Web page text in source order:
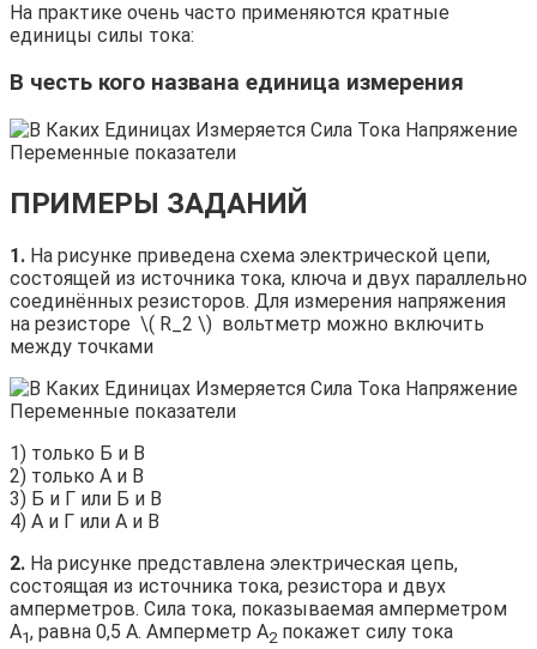
На практике очень часто применяются кратные
единицы силы тока:
В честь кого названа единица измерения
ПРИМЕРЫ ЗАДАНИЙ
1. На рисунке приведена схема электрической цепи,
состоящей из источника тока, ключа и двух параллельно
соединённых резисторов. Для измерения напряжения
на резисторе ​ \( R_2 \) ​ вольтметр можно включить
между точками
1) только Б и В
2) только А и В
3) Б и Г или Б и В
4) А и Г или А и В
2. На рисунке представлена электрическая цепь,
состоящая из источника тока, резистора и двух
амперметров. Сила тока, показываемая амперметром
А1, равна 0,5 А. Амперметр А2 покажет силу тока